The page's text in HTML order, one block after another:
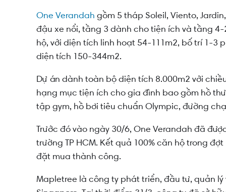
One Verandah gồm 5 tháp Soleil, Viento,
đậu xe nổi, tầng 3 dành cho tiện ích và tầng
hộ, với diện tích linh hoạt 54-111m2, bố trí 1-
diện tích 150-344m2.
Dự án dành toàn bộ diện tích 8.000m2 với
hạng mục tiện ích cho gia đình bao gồm hồ
tập gym, hồ bơi tiêu chuẩn Olympic, đường
Trước đó vào ngày 30/6, One Verandah đã
trường TP HCM. Kết quả 100% căn hộ trong
đặt mua thành công.
Mapletree là công ty phát triển, đầu tư, quản